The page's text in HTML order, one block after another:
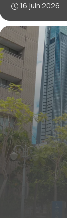
16 juin 2026